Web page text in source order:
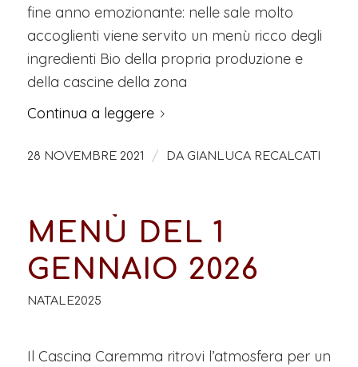
fine anno emozionante: nelle sale molto
accoglienti viene servito un menù ricco degli
ingredienti Bio della propria produzione e
della cascine della zona
Continua a leggere
28 NOVEMBRE 2021 / DA GIANLUCA RECALCATI
MENÙ DEL 1
GENNAIO 2026
NATALE2025
Il Cascina Caremma ritrovi l’atmosfera per un